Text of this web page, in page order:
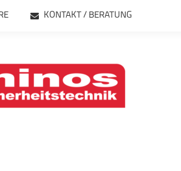
KONTAKT / BERATUNG